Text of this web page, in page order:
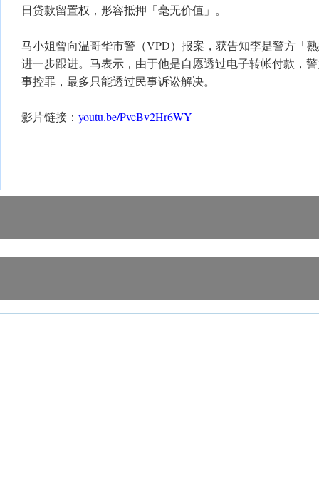
日贷款留置权，形容抵押「毫无价值」。
马小姐曾向温哥华市警（VPD）报案，获告知李是警方「
进一步跟进。马表示，由于他是自愿透过电子转帐付款，
事控罪，最多只能透过民事诉讼解决。
影片链接： youtu.be/PvcBv2Hr6WY